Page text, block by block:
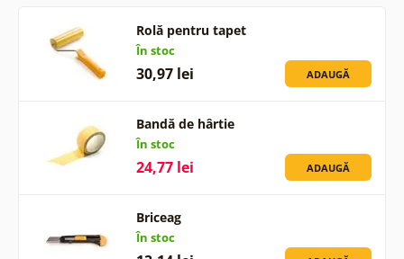
Rolă pentru tapet
În stoc
30,97 lei ADAUGĂ
Bandă de hârtie
În stoc
24,77 lei ADAUGĂ
Briceag
În stoc